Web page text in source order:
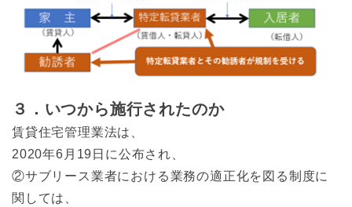
３．いつから施行されたのか
賃貸住宅管理業法は、
2020年6月19日に公布され、
②サブリース業者における業務の適正化を図る制度に
関しては、